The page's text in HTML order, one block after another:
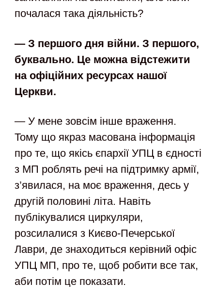
почалася така діяльність?
— З першого дня війни. З першого,
буквально. Це можна відстежити
на офіційних ресурсах нашої
Церкви.
— У мене зовсім інше враження.
Тому що якраз масована інформація
про те, що якісь єпархії УПЦ в єдності
з МП роблять речі на підтримку армії,
з’явилася, на моє враження, десь у
другій половині літа. Навіть
публікувалися циркуляри,
розсилалися з Києво-Печерської
Лаври, де знаходиться керівний офіс
УПЦ МП, про те, щоб робити все так,
аби потім це показати.